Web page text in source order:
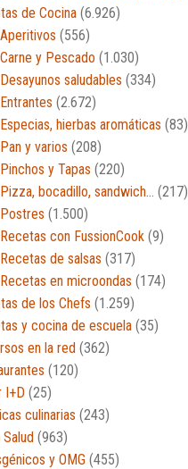
de Cocina (6.926)
Aperitivos (556)
Carne y Pescado (1.030)
Desayunos saludables (334)
Entrantes (2.672)
Especias, hierbas aromáticas (83)
Pan y varios (208)
Pinchos y Tapas (220)
Pizza, bocadillo, sandwich… (217)
Postres (1.500)
Recetas con FussionCook (9)
Recetas de salsas (317)
Recetas en microondas (174)
de los Chefs (1.259)
y cocina de escuela (35)
en la red (362)
(120)
I+D (25)
culinarias (243)
(963)
y OMG (455)